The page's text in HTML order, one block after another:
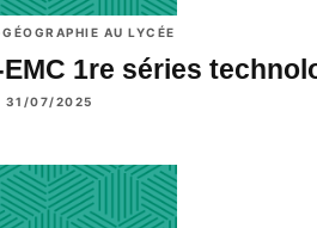
AU LYCÉE
1re séries
31/07/2025